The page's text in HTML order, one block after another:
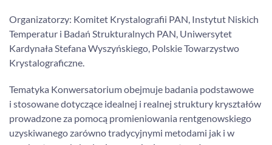
Organizatorzy: Komitet Krystalografii PAN, Instytut Niskich
Temperatur i Badań Strukturalnych PAN, Uniwersytet
Kardynała Stefana Wyszyńskiego, Polskie Towarzystwo
Krystalograficzne.
Tematyka Konwersatorium obejmuje badania podstawowe
i stosowane dotyczące idealnej i realnej struktury kryształów
prowadzone za pomocą promieniowania rentgenowskiego
uzyskiwanego zarówno tradycyjnymi metodami jak i w